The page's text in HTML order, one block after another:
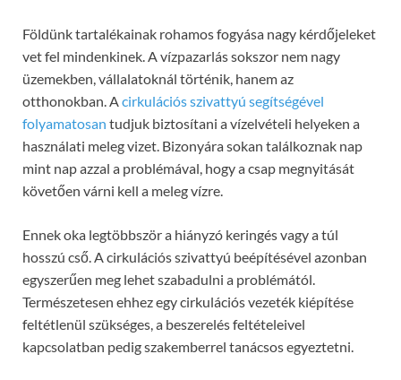
Földünk tartalékainak rohamos fogyása nagy kérdőjeleket
vet fel mindenkinek. A vízpazarlás sokszor nem nagy
üzemekben, vállalatoknál történik, hanem az
otthonokban. A cirkulációs szivattyú segítségével
folyamatosan tudjuk biztosítani a vízelvételi helyeken a
használati meleg vizet. Bizonyára sokan találkoznak nap
mint nap azzal a problémával, hogy a csap megnyitását
követően várni kell a meleg vízre.
Ennek oka legtöbbször a hiányzó keringés vagy a túl
hosszú cső. A cirkulációs szivattyú beépítésével azonban
egyszerűen meg lehet szabadulni a problémától.
Természetesen ehhez egy cirkulációs vezeték kiépítése
feltétlenül szükséges, a beszerelés feltételeivel
kapcsolatban pedig szakemberrel tanácsos egyeztetni.